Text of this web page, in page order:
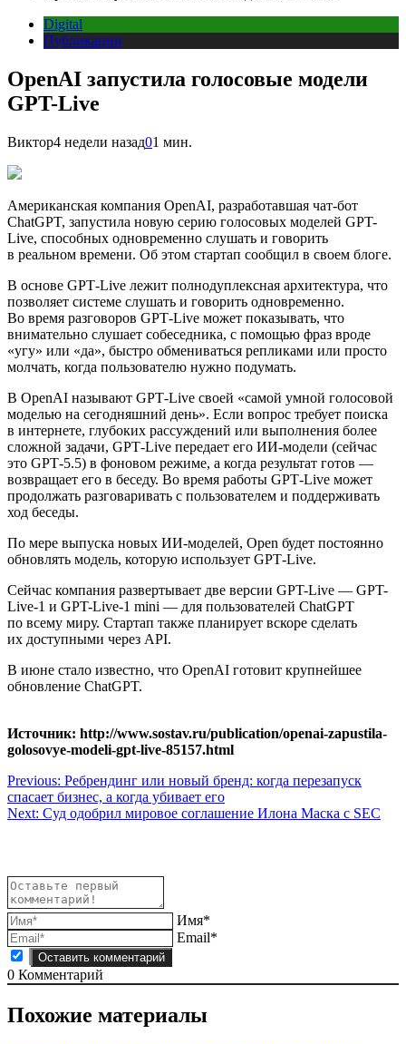
Digital
Публикации
OpenAI запустила голосовые модели
GPT-Live
Виктор4 недели назад01 мин.
Американская компания OpenAI, разработавшая чат-бот
ChatGPT, запустила новую серию голосовых моделей GPT-
Live, способных одновременно слушать и говорить
в реальном времени. Об этом стартап сообщил в своем блоге.
В основе GPT‑Live лежит полнодуплексная архитектура, что
позволяет системе слушать и говорить одновременно.
Во время разговоров GPT‑Live может показывать, что
внимательно слушает собеседника, с помощью фраз вроде
«угу» или «да», быстро обмениваться репликами или просто
молчать, когда пользователю нужно подумать.
В OpenAI называют GPT‑Live своей «самой умной голосовой
моделью на сегодняшний день». Если вопрос требует поиска
в интернете, глубоких рассуждений или выполнения более
сложной задачи, GPT‑Live передает его ИИ-модели (сейчас
это GPT‑5.5) в фоновом режиме, а когда результат готов —
возвращает его в беседу. Во время работы GPT‑Live может
продолжать разговаривать с пользователем и поддерживать
ход беседы.
По мере выпуска новых ИИ-моделей, Open будет постоянно
обновлять модель, которую использует GPT‑Live.
Сейчас компания развертывает две версии GPT-Live — GPT-
Live-1 и GPT-Live-1 mini — для пользователей ChatGPT
по всему миру. Стартап также планирует вскоре сделать
их доступными через API.
В июне стало известно, что OpenAI готовит крупнейшее
обновление ChatGPT.
Источник: http://www.sostav.ru/publication/openai-zapustila-
golosovye-modeli-gpt-live-85157.html
Навигация
по
Previous: Ребрендинг или новый бренд: когда перезапуск
спасает бизнес, а когда убивает его
Next: Суд одобрил мировое соглашение Илона Маска с SEC
Имя*
Email*
0 Комментарий
Похожие материалы